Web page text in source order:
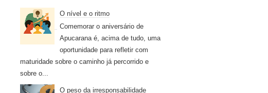
O nível e o ritmo
Comemorar o aniversário de
Apucarana é, acima de tudo, uma
oportunidade para refletir com
maturidade sobre o caminho já percorrido e
sobre o...
O peso da irresponsabilidade